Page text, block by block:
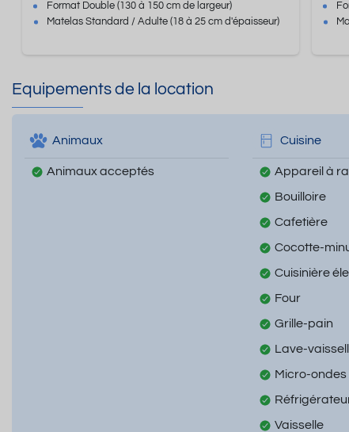
Format Double (130 à 150 cm de largeur)
Matelas Standard / Adulte(18 à 25 cm d'épaisseur)
Equipements de la location
Animaux
Animaux acceptés
Cuisine
Appareil à
Bouilloire
Cafetière
Cocotte-
Cuisinière
Four
Grille-pain
Lave-
Micro-ondes
Vaisselle